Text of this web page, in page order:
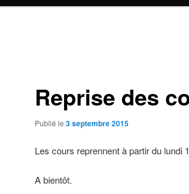
Reprise des
Publié le 3 septembre 2015
Les cours reprennent à partir du lundi
A bientôt.